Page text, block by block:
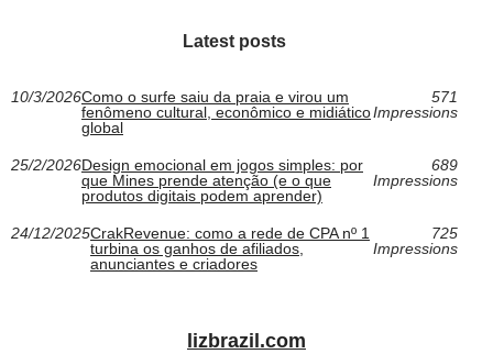
Latest posts
10/3/2026Como o surfe saiu da praia e virou um
fenômeno cultural, econômico e midiático
global
571
Impressions
25/2/2026Design emocional em jogos simples: por
que Mines prende atenção (e o que
produtos digitais podem aprender)
689
Impressions
24/12/2025CrakRevenue: como a rede de CPA nº 1
turbina os ganhos de afiliados,
anunciantes e criadores
725
Impressions
lizbrazil.com